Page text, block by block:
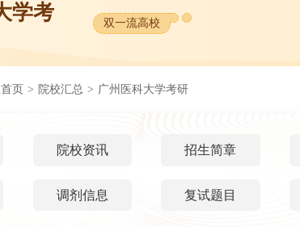
学考
双一流高校
页 > 院校汇总 > 广州医科大学考研
院校资讯 招生简章
调剂信息 复试题目